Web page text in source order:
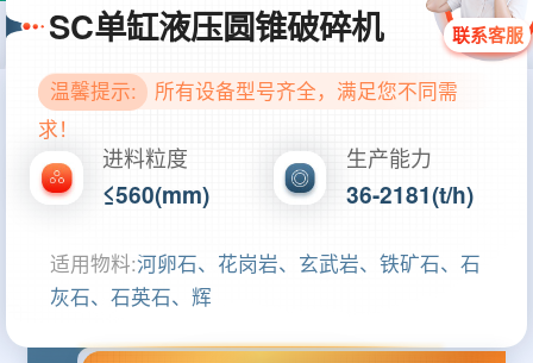
SC单缸液压圆锥破碎机
温馨提示:
所有设备型号齐全，满足您不同需
求！
进料粒度
≤560(mm)
生产能力
36-2181(t/h)
适用物料:河卵石、花岗岩、玄武岩、铁矿石、石
灰石、石英石、辉
联系客服